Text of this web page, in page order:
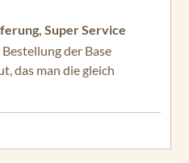
Super Service
der Base
das man die gleich